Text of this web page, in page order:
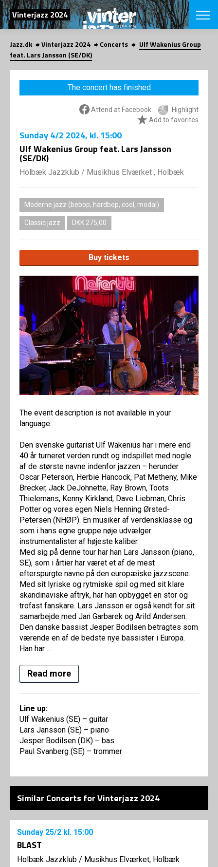
SEARCH
Vinterjazz 2024
Danish
CHOOSE
VINTERJAZZ
Themes
LOCATIONS
Venues &
Contact us
Privacy
Jazz.dk Vinterjazz 2024 Concerts
Ulf Wakenius Group
feat. Lars Jansson (SE/DK)
The concert has finished
Attend at Facebook
Highlight
Add to favorites
Sunday4/2 2024, kl. 15:00
Ulf Wakenius Group feat. Lars Jansson
(SE/DK)
Holbæk Jazzklub / Musikhus Elværket , Holbæk
Moderne jazz (bebop, hardbop, cool, modal)
Classic jazz DKK 275,00
Buy tickets
The event description is not available in your
language.
Den svenske guitarist Ulf Wakenius har i mere end
40 år turneret verden rundt og indspillet med nogle
af de største navne indenfor jazzen – herunder
Oscar Peterson, Herbie Hancock, Pat Metheny, Mike
Brecker, Jack DeJohnette, Ray Brown, Toots
Thielemans, Kenny Kirkland, Dave Liebman, Chris
Potter og vores egen Niels Henning Ørsted-
Petersen (NHØP). En musiker af verdensklasse og
som i hans egne gruppe nøje udvælger
instrumentalister af højeste kaliber.
Med sig på denne tour har han Lars Jansson (piano,
SE), som i årtier har været et af de mest
efterspurgte navne på den europæiske jazzscene.
Med sit lyriske og rytmiske spil og med sit klare
skandinaviske aftryk, har han opbygget en stor og
trofast fanskare. Lars Jansson er også kendt for sit
samarbejde med Jan Garbarek og Arild Andersen.
Den danske bassist Jesper Bodilsen betragtes som
værende en af de bedste nye bassister i Europa.
Han har ...
Read more
Line up:
Ulf Wakenius (SE) – guitar
Lars Jansson (SE) – piano
Jesper Bodilsen (DK) – bas
Paul Svanberg (SE) – trommer
Similar Concerts for Vinterjazz 2024
Sunday 25/2 kl. 15:00
BLAST
Holbæk Jazzklub / Musikhus Elværket, Holbæk